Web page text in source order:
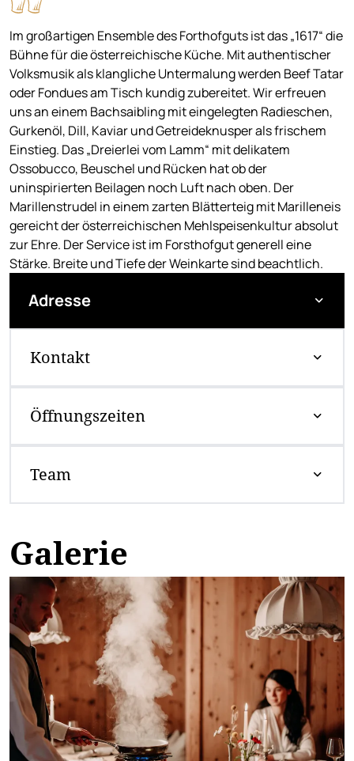
Im großartigen Ensemble des Forthofguts ist das „1617“ die
Bühne für die österreichische Küche. Mit authentischer
Volksmusik als klangliche Untermalung werden Beef Tatar
oder Fondues am Tisch kundig zubereitet. Wir erfreuen
uns an einem Bachsaibling mit eingelegten Radieschen,
Gurkenöl, Dill, Kaviar und Getreideknusper als frischem
Einstieg. Das „Dreierlei vom Lamm“ mit delikatem
Ossobucco, Beuschel und Rücken hat ob der
uninspirierten Beilagen noch Luft nach oben. Der
Marillenstrudel in einem zarten Blätterteig mit Marilleneis
gereicht der österreichischen Mehlspeisenkultur absolut
zur Ehre. Der Service ist im Forsthofgut generell eine
Stärke. Breite und Tiefe der Weinkarte sind beachtlich.
Adresse
Kontakt
Öffnungszeiten
Team
Galerie